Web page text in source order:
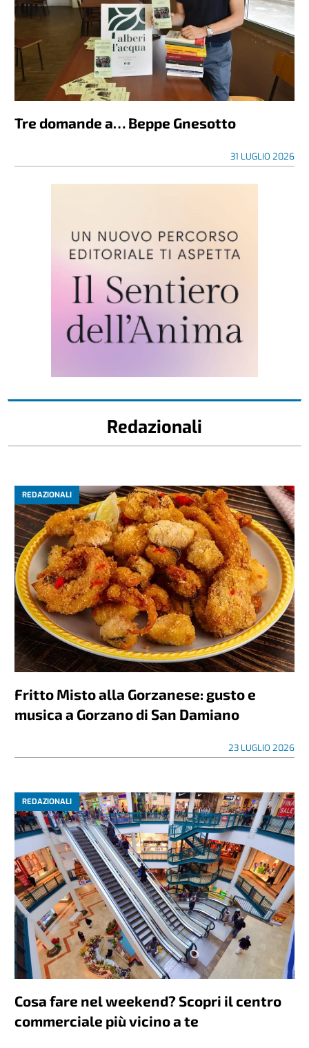
Tre domande a… Beppe Gnesotto
31 LUGLIO 2026
Redazionali
REDAZIONALI
Fritto Misto alla Gorzanese: gusto e
musica a Gorzano di San Damiano
23 LUGLIO 2026
REDAZIONALI
Cosa fare nel weekend? Scopri il centro
commerciale più vicino a te